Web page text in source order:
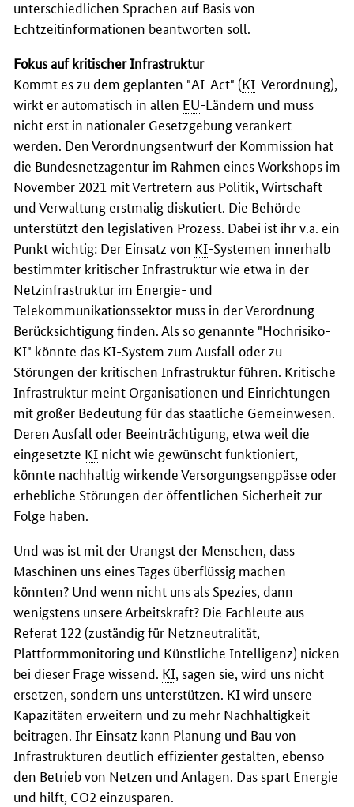
unterschiedlichen Sprachen auf Basis von
Echtzeitinformationen beantworten soll.
Fokus auf kritischer Infrastruktur
Kommt es zu dem geplanten "AI-Act" (KI-Verordnung),
wirkt er automatisch in allen EU-Ländern und muss
nicht erst in nationaler Gesetzgebung verankert
werden. Den Verordnungsentwurf der Kommission hat
die Bundesnetzagentur im Rahmen eines Workshops im
November 2021 mit Vertretern aus Politik, Wirtschaft
und Verwaltung erstmalig diskutiert. Die Behörde
unterstützt den legislativen Prozess. Dabei ist ihr v.a. ein
Punkt wichtig: Der Einsatz von KI-Systemen innerhalb
bestimmter kritischer Infrastruktur wie etwa in der
Netzinfrastruktur im Energie- und
Telekommunikationssektor muss in der Verordnung
Berücksichtigung finden. Als so genannte "Hochrisiko-
KI" könnte das KI-System zum Ausfall oder zu
Störungen der kritischen Infrastruktur führen. Kritische
Infrastruktur meint Organisationen und Einrichtungen
mit großer Bedeutung für das staatliche Gemeinwesen.
Deren Ausfall oder Beeinträchtigung, etwa weil die
eingesetzte KI nicht wie gewünscht funktioniert,
könnte nachhaltig wirkende Versorgungsengpässe oder
erhebliche Störungen der öffentlichen Sicherheit zur
Folge haben.
Und was ist mit der Urangst der Menschen, dass
Maschinen uns eines Tages überflüssig machen
könnten? Und wenn nicht uns als Spezies, dann
wenigstens unsere Arbeitskraft? Die Fachleute aus
Referat 122 (zuständig für Netzneutralität,
Plattformmonitoring und Künstliche Intelligenz) nicken
bei dieser Frage wissend. KI, sagen sie, wird uns nicht
ersetzen, sondern uns unterstützen. KIwird unsere
Kapazitäten erweitern und zu mehr Nachhaltigkeit
beitragen. Ihr Einsatz kann Planung und Bau von
Infrastrukturen deutlich effizienter gestalten, ebenso
den Betrieb von Netzen und Anlagen. Das spart Energie
und hilft, CO2 einzusparen.